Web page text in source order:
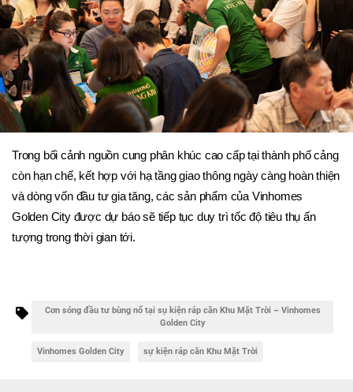
Trong bối cảnh nguồn cung phân khúc cao cấp tại thành phố cảng
còn hạn chế, kết hợp với hạ tầng giao thông ngày càng hoàn thiện
và dòng vốn đầu tư gia tăng, các sản phẩm của Vinhomes
Golden City được dự báo sẽ tiếp tục duy trì tốc độ tiêu thụ ấn
tượng trong thời gian tới.
Cơn sóng đầu tư bùng nổ tại sụ kiện ráp căn Khu Mặt Trời – Vinhomes
Golden City
Vinhomes Golden City sự kiện ráp căn Khu Mặt Trời